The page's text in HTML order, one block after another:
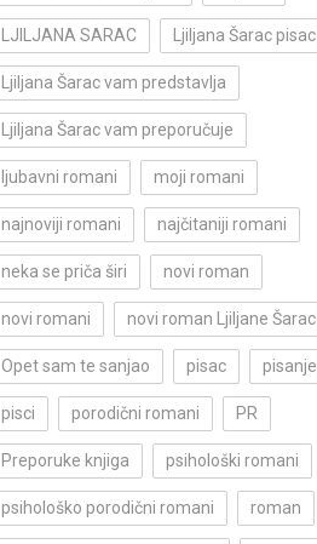
LJILJANA SARAC Ljiljana Šarac pisac
Ljiljana Šarac vam predstavlja
Ljiljana Šarac vam preporučuje
ljubavni romani moji romani
najnoviji romani najčitaniji romani
neka se priča širi novi roman
novi romani novi roman Ljiljane Šarac
Opet sam te sanjao pisac pisanje
pisci porodični romani PR
Preporuke knjiga psihološki romani
psihološko porodični romani roman